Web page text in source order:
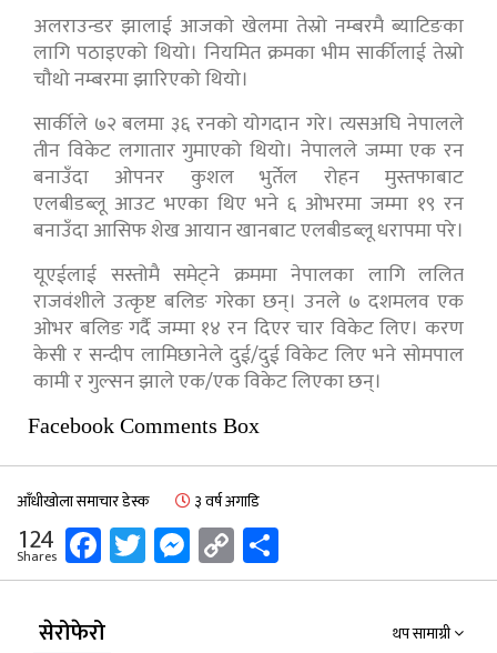
अलराउन्डर झालाई आजको खेलमा तेस्रो नम्बरमै ब्याटिङका
लागि पठाइएको थियो। नियमित क्रमका भीम सार्कीलाई तेस्रो
चौथो नम्बरमा झारिएको थियो।
सार्कीले ७२ बलमा ३६ रनको योगदान गरे। त्यसअघि नेपालले
तीन विकेट लगातार गुमाएको थियो। नेपालले जम्मा एक रन
बनाउँदा ओपनर कुशल भुर्तेल रोहन मुस्तफाबाट
एलबीडब्लू आउट भएका थिए भने ६ ओभरमा जम्मा १९ रन
बनाउँदा आसिफ शेख आयान खानबाट एलबीडब्लू धरापमा परे।
यूएईलाई सस्तोमै समेट्ने क्रममा नेपालका लागि ललित
राजवंशीले उत्कृष्ट बलिङ गरेका छन्। उनले ७ दशमलव एक
ओभर बलिङ गर्दै जम्मा १४ रन दिएर चार विकेट लिए। करण
केसी र सन्दीप लामिछानेले दुई/दुई विकेट लिए भने सोमपाल
कामी र गुल्सन झाले एक/एक विकेट लिएका छन्।
Facebook Comments Box
आँधीखोला समाचार डेस्क ३ वर्ष अगाडि
124
Shares Facebook
Twitter
Messenger
Copy
Link
सेरोफेरो थप सामाग्री